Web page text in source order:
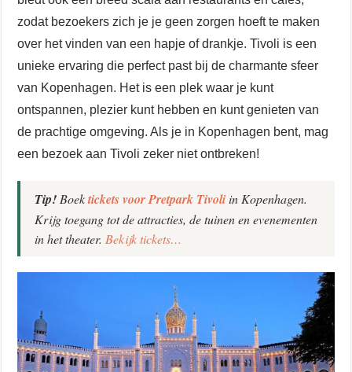
zodat bezoekers zich je je geen zorgen hoeft te maken
over het vinden van een hapje of drankje. Tivoli is een
unieke ervaring die perfect past bij de charmante sfeer
van Kopenhagen. Het is een plek waar je kunt
ontspannen, plezier kunt hebben en kunt genieten van
de prachtige omgeving. Als je in Kopenhagen bent, mag
een bezoek aan Tivoli zeker niet ontbreken!
Tip!Boektickets voor Pretpark Tivoli in Kopenhagen.
Krijg toegang tot de attracties, de tuinen en evenementen
in het theater. Bekijk tickets…